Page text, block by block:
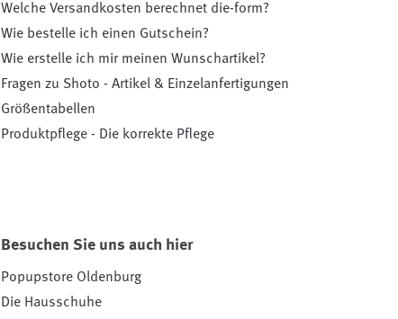
Welche Versandkosten berechnet die-form?
Wie bestelle ich einen Gutschein?
Wie erstelle ich mir meinen Wunschartikel?
Fragen zu Shoto - Artikel & Einzelanfertigungen
Größentabellen
Produktpflege - Die korrekte Pflege
Besuchen Sie uns auch hier
Popupstore Oldenburg
Die Hausschuhe